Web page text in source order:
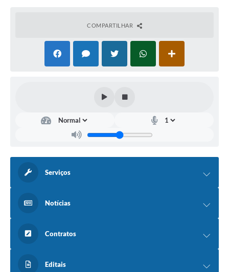
COMPARTILHAR
Serviços
Notícias
Contratos
Editais